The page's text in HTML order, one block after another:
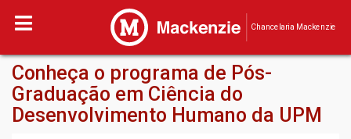
Chancelaria Mackenzie
Conheça o programa de Pós-
Graduação em Ciência do
Desenvolvimento Humano da UPM